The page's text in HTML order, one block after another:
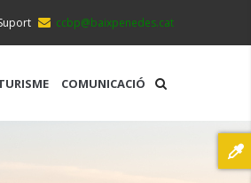
ccbp@baixpenedes.cat
COMUNICACIÓ